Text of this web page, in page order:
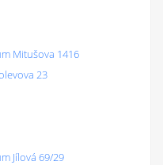
Mitušova 1416
23
Jílová 69/29